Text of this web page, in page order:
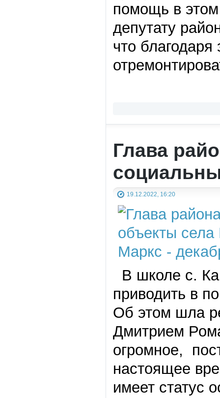
помощь в
депутату
что
Глава
19.12.2022, 16:20
В школе с.
приводить в
Об этом шла
Дмитрием
огромное,
настоящее
имеет статус